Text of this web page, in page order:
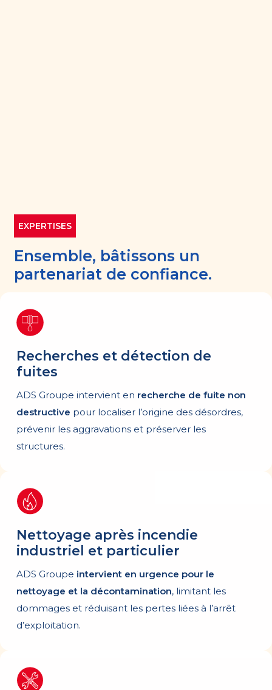
EXPERTISES
Ensemble, bâtissons un
partenariat de confiance.
Recherches et détection de
fuites
ADS Groupe intervient en recherche de fuite non
destructive pour localiser l’origine des désordres,
prévenir les aggravations et préserver les
structures.
Nettoyage après incendie
industriel et particulier
ADS Groupe intervient en urgence pour le
nettoyage et la décontamination, limitant les
dommages et réduisant les pertes liées à l’arrêt
d’exploitation.